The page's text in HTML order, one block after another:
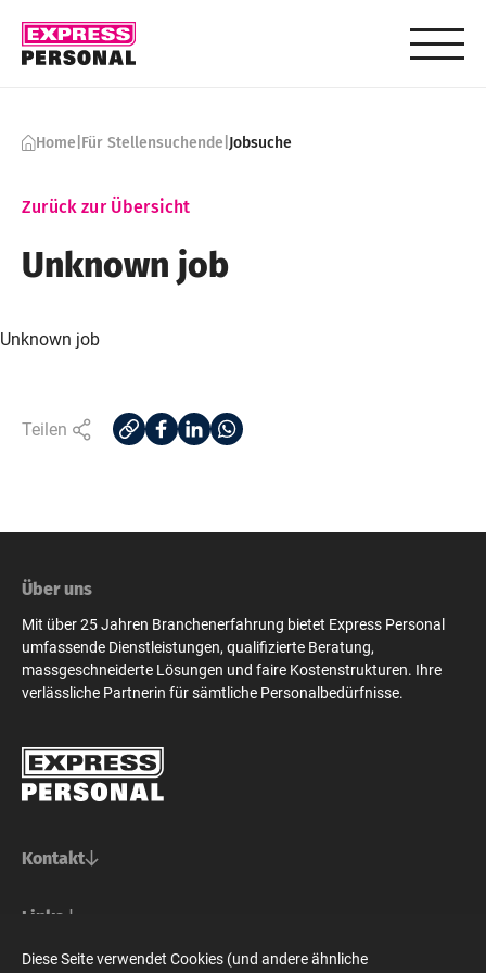
Home|Für Stellensuchende|Jobsuche
Zurück zur Übersicht
Unknown job
Unknown job
Teilen
Über uns
Mit über 25 Jahren Branchenerfahrung bietet Express Personal
umfassende Dienstleistungen, qualifizierte Beratung,
massgeschneiderte Lösungen und faire Kostenstrukturen. Ihre
verlässliche Partnerin für sämtliche Personalbedürfnisse.
Kontakt
Basel/Nordwestschweiz
Steinenvorstadt 73
Bern/Mittelland
Links
Für Stellensuchende
Diese Seite verwendet Cookies (und andere ähnliche